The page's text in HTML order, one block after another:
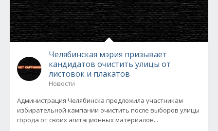
Челябинская мэрия призывает
кандидатов очистить улицы от
листовок и плакатов
Новости
Администрация Челябинска предложила участникам
избирательной кампании очистить после выборов улицы
города от своих агитационных материалов...